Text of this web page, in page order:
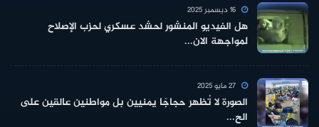
هل الفيديو المنشور لحشد عسكري لحزب الإصلاح
لمواجهة الان...
الصورة لا تُظهر حجاجًا يمنيين بل مواطنين عالقين على
الح...